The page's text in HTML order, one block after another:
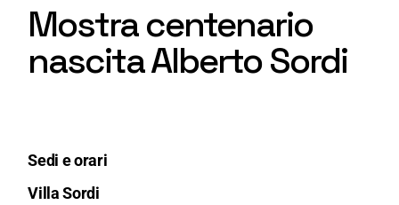
Mostra centenario
nascita Alberto Sordi
Sedi e orari
Villa Sordi